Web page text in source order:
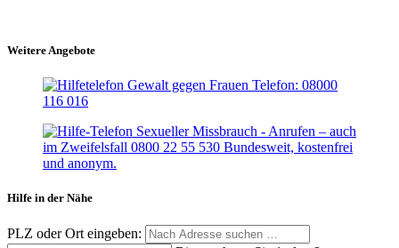
Weitere Angebote
Hilfe in der Nähe
PLZ oder Ort eingeben: